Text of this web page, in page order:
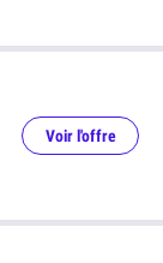
Voir l'offre